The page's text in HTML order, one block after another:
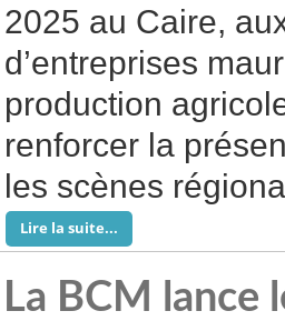
2025 au Caire,
d’entreprises
production
renforcer la
les scènes
Lire la suite...
La BCM lance